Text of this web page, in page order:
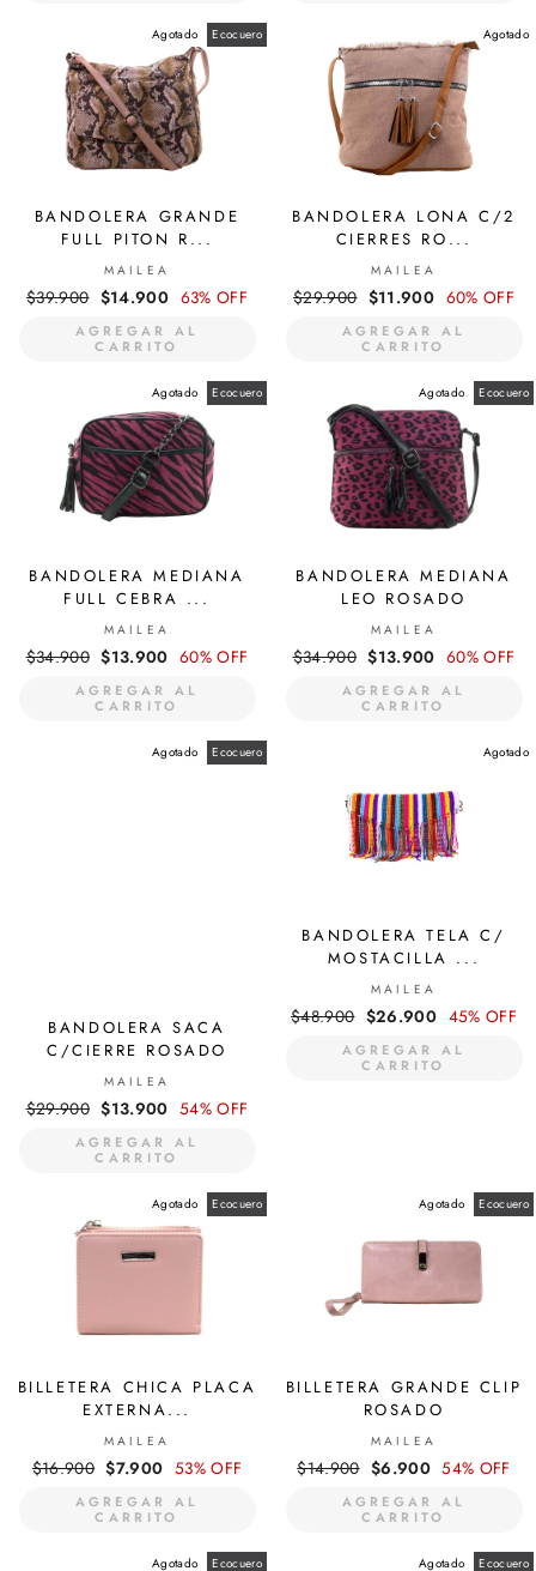
Agotado Ecocuero
BANDOLERA GRANDE
FULL PITON R...
MAILEA
Precio
habitual
$39.900 Precio
de
oferta
$14.900 63% OFF
AGREGAR AL
CARRITO
Agotado
BANDOLERA LONA C/2
CIERRES RO...
MAILEA
Precio
habitual
$29.900 Precio
de
oferta
$11.900 60% OFF
AGREGAR AL
CARRITO
Agotado Ecocuero
BANDOLERA MEDIANA
FULL CEBRA ...
MAILEA
Precio
habitual
$34.900 Precio
de
oferta
$13.900 60% OFF
AGREGAR AL
CARRITO
Agotado Ecocuero
BANDOLERA MEDIANA
LEO ROSADO
MAILEA
Precio
habitual
$34.900 Precio
de
oferta
$13.900 60% OFF
AGREGAR AL
CARRITO
Agotado Ecocuero
BANDOLERA SACA
C/CIERRE ROSADO
MAILEA
Precio
habitual
$29.900 Precio
de
oferta
$13.900 54% OFF
AGREGAR AL
CARRITO
Agotado
BANDOLERA TELA C/
MOSTACILLA ...
MAILEA
Precio
habitual
$48.900 Precio
de
oferta
$26.900 45% OFF
AGREGAR AL
CARRITO
Agotado Ecocuero
BILLETERA CHICA PLACA
EXTERNA...
MAILEA
Precio
habitual
$16.900 Precio
de
oferta
$7.900 53% OFF
AGREGAR AL
CARRITO
Agotado Ecocuero
BILLETERA GRANDE CLIP
ROSADO
MAILEA
Precio
habitual
$14.900 Precio
de
oferta
$6.900 54% OFF
AGREGAR AL
CARRITO
Agotado Ecocuero Agotado Ecocuero